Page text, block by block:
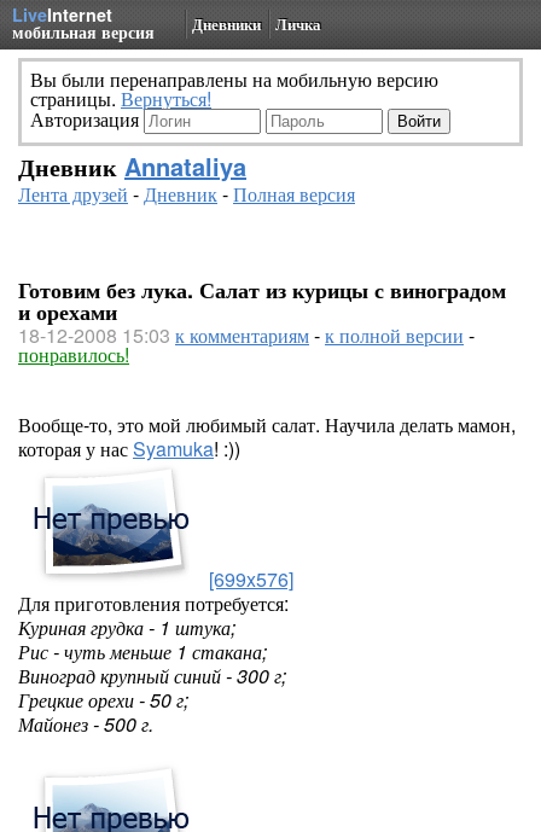
LiveInternet
мобильная версия Дневники Личка
Вы были перенаправлены на мобильную версию
страницы. Вернуться!
Авторизация
Дневник Annataliya
Лента друзей -Дневник-Полная версия
Готовим без лука. Салат из курицы с виноградом
и орехами
18-12-2008 15:03 к комментариям-к полной версии -
понравилось!
Вообще-то, это мой любимый салат. Научила делать мамон,
которая у насSyamuka! :))
[699x576]
Для приготовления потребуется:
Куриная грудка - 1 штука;
Рис - чуть меньше 1 стакана;
Виноград крупный синий - 300 г;
Грецкие орехи - 50 г;
Майонез - 500 г.